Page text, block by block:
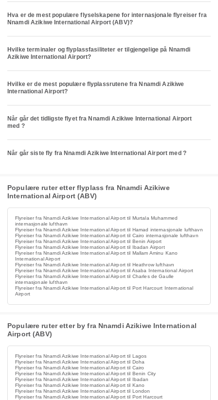
Hva er de mest populære flyselskapene for internasjonale flyreiser fra
Nnamdi Azikiwe International Airport (ABV)?
Hvilke terminaler og flyplassfasiliteter er tilgjengelige på Nnamdi
Azikiwe International Airport?
Hvilke er de mest populære flyplassrutene fra Nnamdi Azikiwe
International Airport?
Når går det tidligste flyet fra Nnamdi Azikiwe International Airport
med ?
Når går siste fly fra Nnamdi Azikiwe International Airport med ?
Populære ruter etter flyplass fra Nnamdi Azikiwe
International Airport (ABV)
Flyreiser fra Nnamdi Azikiwe International Airport til Murtala Muhammed
internasjonale lufthavn
Flyreiser fra Nnamdi Azikiwe International Airport til Hamad internasjonale lufthavn
Flyreiser fra Nnamdi Azikiwe International Airport til Cairo internasjonale lufthavn
Flyreiser fra Nnamdi Azikiwe International Airport til Benin Airport
Flyreiser fra Nnamdi Azikiwe International Airport til Ibadan Airport
Flyreiser fra Nnamdi Azikiwe International Airport til Mallam Aminu Kano
International Airport
Flyreiser fra Nnamdi Azikiwe International Airport til Heathrow lufthavn
Flyreiser fra Nnamdi Azikiwe International Airport til Asaba International Airport
Flyreiser fra Nnamdi Azikiwe International Airport til Charles de Gaulle
internasjonale lufthavn
Flyreiser fra Nnamdi Azikiwe International Airport til Port Harcourt International
Airport
Populære ruter etter by fra Nnamdi Azikiwe International
Airport (ABV)
Flyreiser fra Nnamdi Azikiwe International Airport til Lagos
Flyreiser fra Nnamdi Azikiwe International Airport til Doha
Flyreiser fra Nnamdi Azikiwe International Airport til Cairo
Flyreiser fra Nnamdi Azikiwe International Airport til Benin City
Flyreiser fra Nnamdi Azikiwe International Airport til Ibadan
Flyreiser fra Nnamdi Azikiwe International Airport til Kano
Flyreiser fra Nnamdi Azikiwe International Airport til London
Flyreiser fra Nnamdi Azikiwe International Airport til Port Harcourt